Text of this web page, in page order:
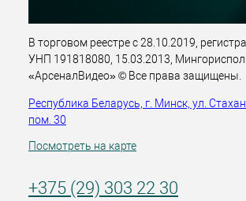
В торговом реестре с 28.10.2019,
УНП 191818080, 15.03.2013,
«АрсеналВидео» © Все права защищены.
Республика Беларусь, г. Минск, ул.
пом. 30
Посмотреть на карте
+375 (29) 303 22 30